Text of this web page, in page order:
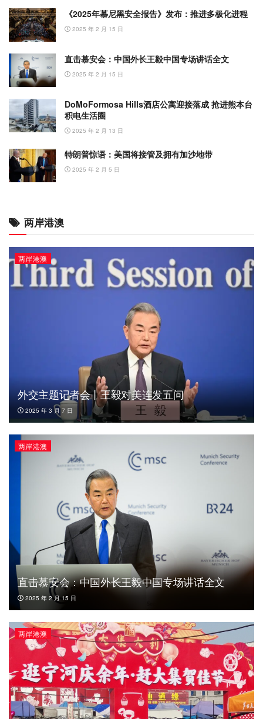
《2025年慕尼黑安全报告》发布：推进多极化进程
2025 年 2 月 15 日
直击慕安会：中国外长王毅中国专场讲话全文
2025 年 2 月 15 日
DoMoFormosa Hills酒店公寓迎接落成 抢进熊本台
积电生活圈
2025 年 2 月 13 日
特朗普惊语：美国将接管及拥有加沙地带
2025 年 2 月 5 日
两岸港澳
两岸港澳
外交主题记者会丨王毅对美连发五问
2025 年 3 月 7 日
两岸港澳
直击慕安会：中国外长王毅中国专场讲话全文
2025 年 2 月 15 日
两岸港澳